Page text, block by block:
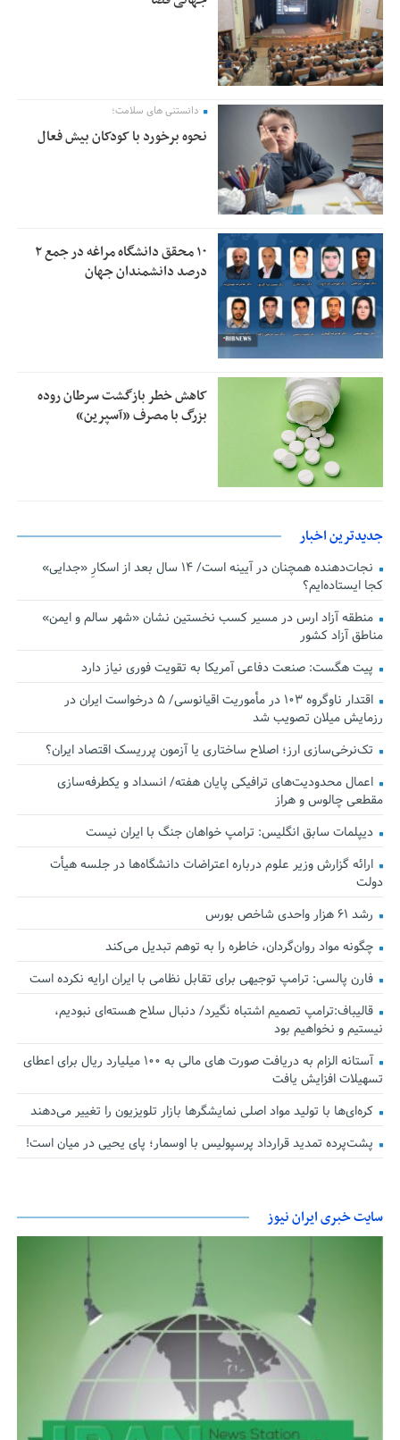
دانستنی های سلامت؛
نحوه برخورد با کودکان بیش فعال
۱۰ محقق دانشگاه مراغه در جمع ۲
درصد دانشمندان جهان
کاهش خطر بازگشت سرطان روده
بزرگ با مصرف «آسپرین»
جدیدترین اخبار
نجات‌دهنده‌ همچنان در آیینه است/ ۱۴ سال بعد از اسکارِ «جدایی»
کجا ایستاده‌ایم؟
منطقه آزاد ارس در مسیر کسب نخستین نشان «شهر سالم و ایمن»
مناطق آزاد کشور
پیت هگست: صنعت دفاعی آمریکا به تقویت فوری نیاز دارد
اقتدار ناوگروه ۱۰۳ در مأموریت‌ اقیانوسی/ ۵ درخواست ایران در
رزمایش میلان تصویب شد
تک‌نرخی‌سازی ارز؛ اصلاح ساختاری یا آزمون پرریسک اقتصاد ایران؟
اعمال محدودیت‌های ترافیکی پایان هفته/ انسداد و یکطرفه‌سازی
مقطعی چالوس و هراز
دیپلمات سابق انگلیس:‌ ترامپ خواهان جنگ با ایران نیست
ارائه گزارش وزیر علوم درباره اعتراضات دانشگاه‌ها در جلسه هیأت
دولت
رشد ۶۱ هزار واحدی شاخص بورس
چگونه مواد روان‌گردان، خاطره را به توهم تبدیل می‌کند
فارن پالسی: ترامپ توجیهی برای تقابل نظامی با ایران ارایه نکرده است
قالیباف:ترامپ تصمیم اشتباه نگیرد/ دنبال سلاح هسته‌ای نبودیم،
نیستیم و نخواهیم بود
آستانه الزام به دریافت صورت های مالی به ۱۰۰ میلیارد ریال برای اعطای
تسهیلات افزایش یافت
کره‌ای‌ها با تولید مواد اصلی نمایشگرها بازار تلویزیون را تغییر می‌دهند
پشت‌پرده تمدید قرارداد پرسپولیس با اوسمار؛ پای یحیی در میان است!
سایت خبری ایران نیوز